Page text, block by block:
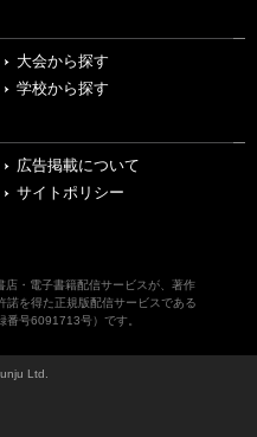
大会から探す
学校から探す
広告掲載について
サイトポリシー
店・電子書籍配信サービスが、著作
諾を得た正規版配信サービスである
番号6091713号）です。
Ltd.